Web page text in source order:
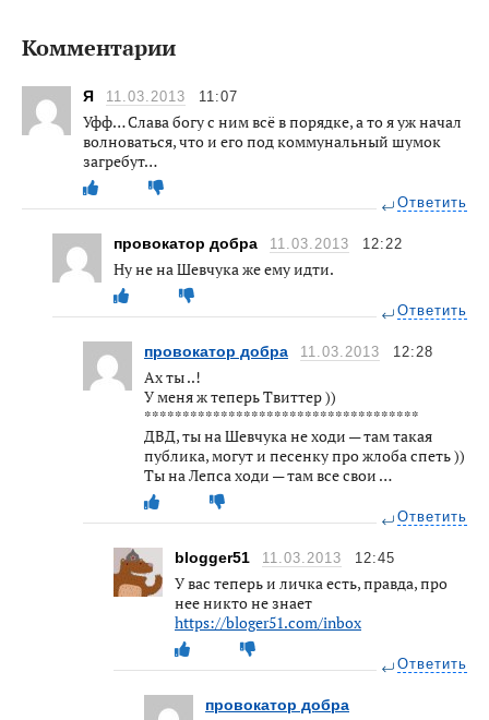
Комментарии
Я 11.03.2013 11:07
Уфф… Слава богу с ним всё в порядке, а то я уж начал
волноваться, что и его под коммунальный шумок
загребут…
Ответить
провокатор добра 11.03.2013 12:22
Ну не на Шевчука же ему идти.
Ответить
провокатор добра 11.03.2013 12:28
Ах ты ..!
У меня ж теперь Твиттер ))
************************************
ДВД, ты на Шевчука не ходи — там такая
публика, могут и песенку про жлоба спеть ))
Ты на Лепса ходи — там все свои …
Ответить
blogger51 11.03.2013 12:45
У вас теперь и личка есть, правда, про
нее никто не знает
https://bloger51.com/inbox
Ответить
провокатор добра